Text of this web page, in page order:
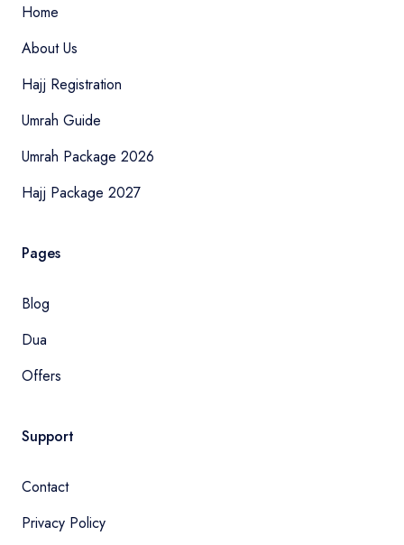
Home
About Us
Hajj Registration
Umrah Guide
Umrah Package 2026
Hajj Package 2027
Pages
Blog
Dua
Offers
Support
Contact
Privacy Policy